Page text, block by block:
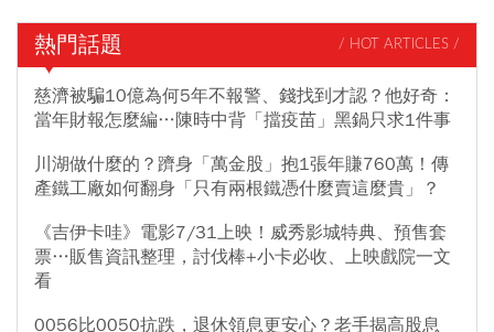
熱門話題 / HOT ARTICLES /
慈濟被騙10億為何5年不報警、錢找到才認？他好奇：
當年財報怎麼編…陳時中背「擋疫苗」黑鍋只求1件事
川湖做什麼的？躋身「萬金股」抱1張年賺760萬！傳
產鐵工廠如何翻身「只有兩根鐵憑什麼賣這麼貴」？
《吉伊卡哇》電影7/31上映！威秀影城特典、預售套
票…販售資訊整理，討伐棒+小卡必收、上映戲院一文
看
0056比0050抗跌，退休領息更安心？老手揭高股息